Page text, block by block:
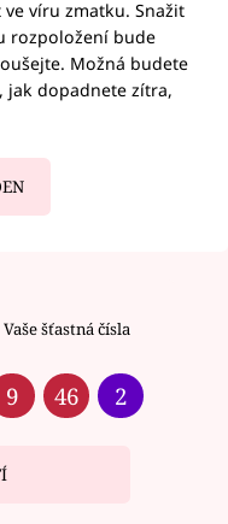
víru zmatku. Snažit
rozpoložení bude
Možná budete
jak dopadnete zítra,
Vaše šťastná čísla
9 46 2